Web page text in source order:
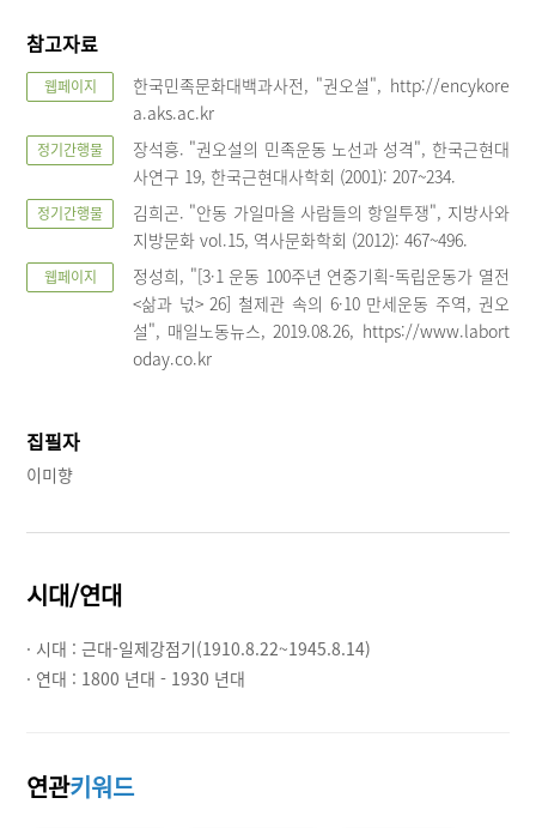
참고자료
웹페이지
한국민족문화대백과사전, "권오설", http://encykore
a.aks.ac.kr
정기간행물
장석흥. "권오설의 민족운동 노선과 성격", 한국근현대
사연구 19, 한국근현대사학회 (2001): 207~234.
정기간행물
김희곤. "안동 가일마을 사람들의 항일투쟁", 지방사와
지방문화 vol.15, 역사문화학회 (2012): 467~496.
웹페이지
정성희, "[3·1 운동 100주년 연중기획-독립운동가 열전
<삶과 넋> 26] 철제관 속의 6·10 만세운동 주역, 권오
설", 매일노동뉴스, 2019.08.26, https://www.labort
oday.co.kr
집필자
이미향
시대/연대
· 시대 :근대-일제강점기(1910.8.22~1945.8.14)
· 연대 : 1800 년대 - 1930 년대
연관키워드